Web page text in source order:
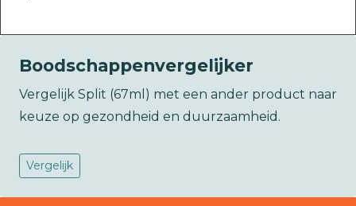
Boodschappenvergelijker
Vergelijk Split (67ml) met een ander product naar
keuze op gezondheid en duurzaamheid.
Vergelijk